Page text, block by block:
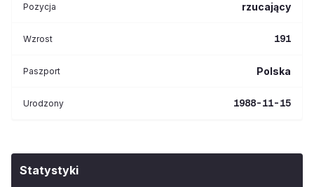
Pozycja rzucający
Wzrost 191
Paszport Polska
Urodzony 1988-11-15
Statystyki